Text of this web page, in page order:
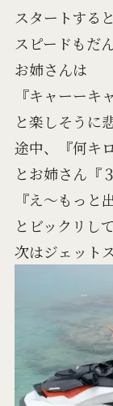
スタートする
スピードもだ
お姉さんは
『キャーーキ
と楽しそうに
途中、『何キ
とお姉さん『
『え～もっと
とビックリし
次はジェット